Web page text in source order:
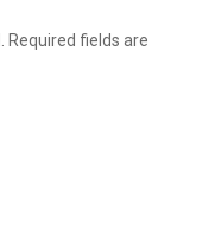
Required fields are